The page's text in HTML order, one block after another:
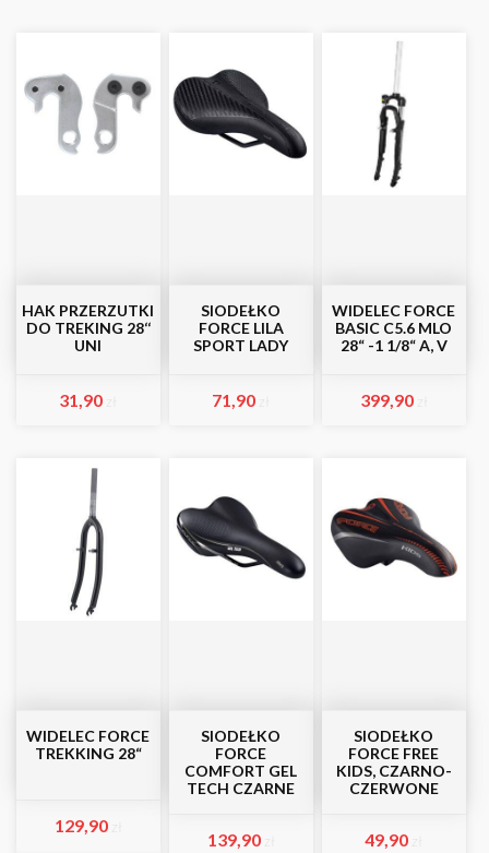
HAK PRZERZUTKI
DO TREKING 28‘‘
UNI
31,90
SIODEŁKO
FORCE LILA
SPORT LADY
71,90
WIDELEC FORCE
BASIC C5.6 MLO
28“ -1 1/8“ A, V
399,90
WIDELEC FORCE
TREKKING 28“
129,90
SIODEŁKO
FORCE
COMFORT GEL
TECH CZARNE
139,90
SIODEŁKO
FORCE FREE
KIDS, CZARNO-
CZERWONE
49,90